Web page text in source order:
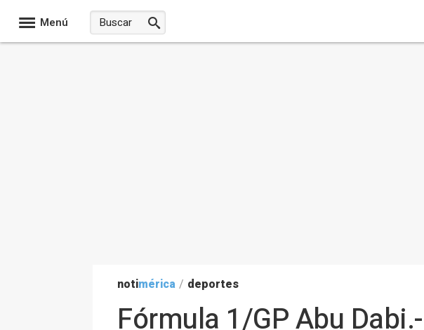
Menú
notimérica / deportes
Fórmula 1/GP Abu